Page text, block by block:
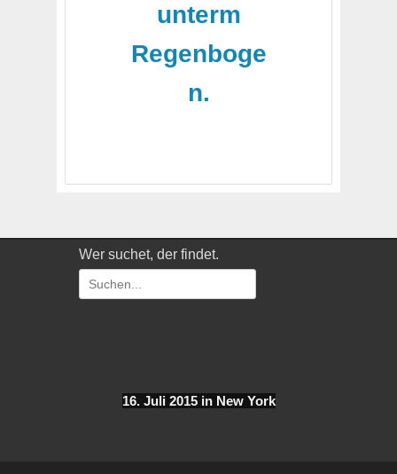
unterm
Regenboge
n.
Wer suchet, der findet.
Suchen
nach:
16. Juli 2015 in New York